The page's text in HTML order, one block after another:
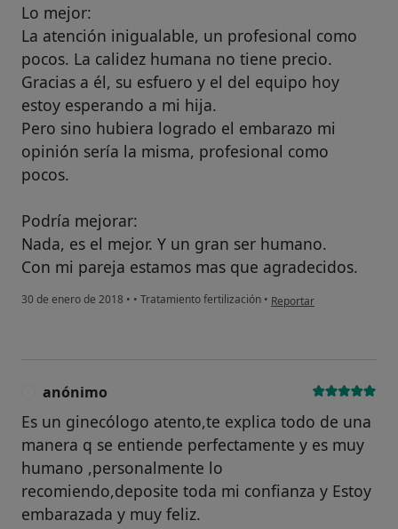
Lo mejor:
La atención inigualable, un profesional como
pocos. La calidez humana no tiene precio.
Gracias a él, su esfuero y el del equipo hoy
estoy esperando a mi hija.
Pero sino hubiera logrado el embarazo mi
opinión sería la misma, profesional como
pocos.
Podría mejorar:
Nada, es el mejor. Y un gran ser humano.
Con mi pareja estamos mas que agradecidos.
30 de enero de 2018 • • Tratamiento fertilización • en opinión del usuario
Reportar
anónimo
Es un ginecólogo atento,te explica todo de una
manera q se entiende perfectamente y es muy
humano ,personalmente lo
recomiendo,deposite toda mi confianza y Estoy
embarazada y muy feliz.